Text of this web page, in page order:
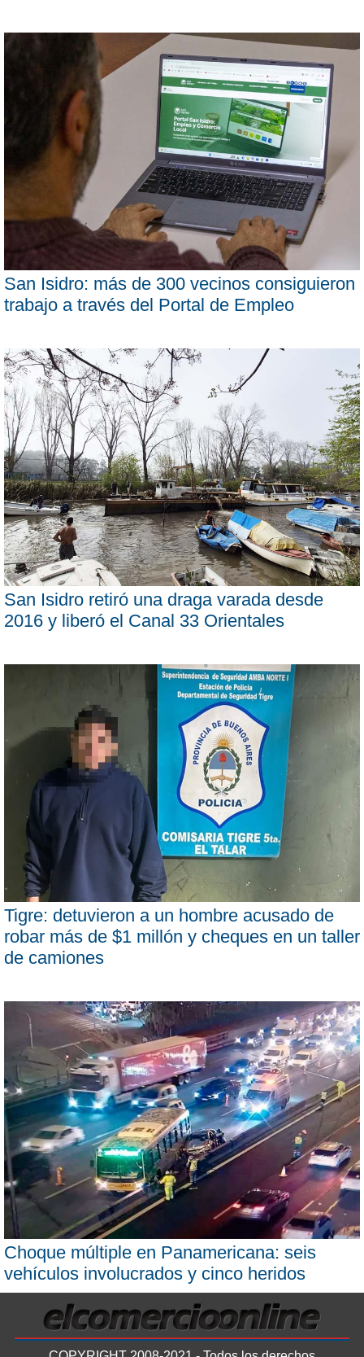
San Isidro: más de 300 vecinos consiguieron
trabajo a través del Portal de Empleo
San Isidro retiró una draga varada desde
2016 y liberó el Canal 33 Orientales
Tigre: detuvieron a un hombre acusado de
robar más de $1 millón y cheques en un taller
de camiones
Choque múltiple en Panamericana: seis
vehículos involucrados y cinco heridos